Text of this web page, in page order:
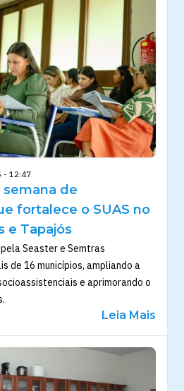
- 12:47
de
fortalece o SUAS no
e Tapajós
Seaster e Semtras
de 16 municípios, ampliando a
e aprimorando o
Leia Mais